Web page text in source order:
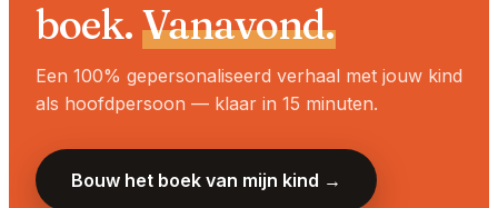
boek. Vanavond.
Een 100% gepersonaliseerd verhaal met jouw kind
als hoofdpersoon — klaar in 15 minuten.
Bouw het boek van mijn kind →